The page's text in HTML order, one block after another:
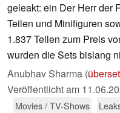
geleakt: ein Der Herr der
Teilen und Minifiguren
1.837 Teilen zum Preis
wurden die Sets bislang
Anubhav Sharma (
Veröffentlicht am
Movies / TV-Shows